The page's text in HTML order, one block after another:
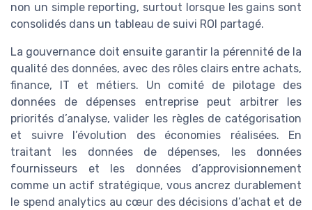
non un simple reporting, surtout lorsque les gains sont
consolidés dans un tableau de suivi ROI partagé.
La gouvernance doit ensuite garantir la pérennité de la
qualité des données, avec des rôles clairs entre achats,
finance, IT et métiers. Un comité de pilotage des
données de dépenses entreprise peut arbitrer les
priorités d’analyse, valider les règles de catégorisation
et suivre l’évolution des économies réalisées. En
traitant les données de dépenses, les données
fournisseurs et les données d’approvisionnement
comme un actif stratégique, vous ancrez durablement
le spend analytics au cœur des décisions d’achat et de